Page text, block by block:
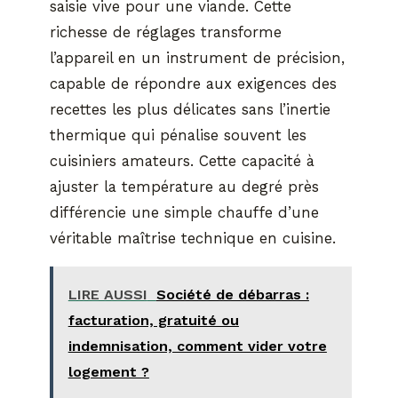
saisie vive pour une viande. Cette
richesse de réglages transforme
l’appareil en un instrument de précision,
capable de répondre aux exigences des
recettes les plus délicates sans l’inertie
thermique qui pénalise souvent les
cuisiniers amateurs. Cette capacité à
ajuster la température au degré près
différencie une simple chauffe d’une
véritable maîtrise technique en cuisine.
LIRE AUSSI Société de débarras :
facturation, gratuité ou
indemnisation, comment vider votre
logement ?